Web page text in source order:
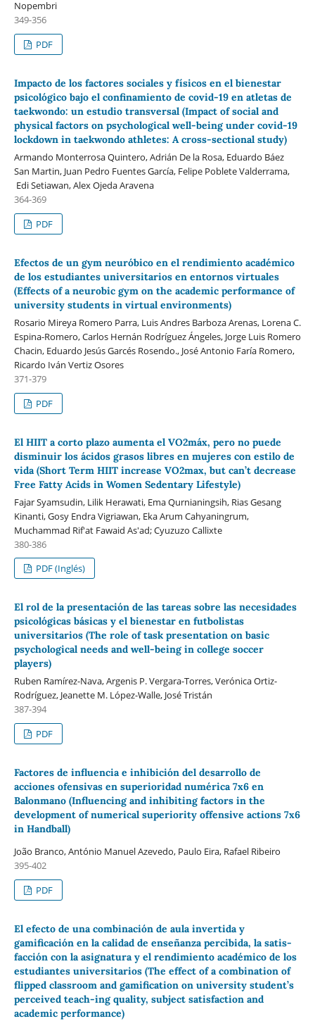
Nopembri
349-356
PDF
Impacto de los factores sociales y físicos en el bienestar
psicológico bajo el confinamiento de covid-19 en atletas de
taekwondo: un estudio transversal (Impact of social and
physical factors on psychological well-being under covid-19
lockdown in taekwondo athletes: A cross-sectional study)
Armando Monterrosa Quintero, Adrián De la Rosa, Eduardo Báez
San Martin, Juan Pedro Fuentes García, Felipe Poblete Valderrama,
Edi Setiawan, Alex Ojeda Aravena
364-369
PDF
Efectos de un gym neuróbico en el rendimiento académico
de los estudiantes universitarios en entornos virtuales
(Effects of a neurobic gym on the academic performance of
university students in virtual environments)
Rosario Mireya Romero Parra, Luis Andres Barboza Arenas, Lorena C.
Espina-Romero, Carlos Hernán Rodríguez Ángeles, Jorge Luis Romero
Chacin, Eduardo Jesús Garcés Rosendo., José Antonio Faría Romero,
Ricardo Iván Vertiz Osores
371-379
PDF
El HIIT a corto plazo aumenta el VO2máx, pero no puede
disminuir los ácidos grasos libres en mujeres con estilo de
vida (Short Term HIIT increase VO2max, but can’t decrease
Free Fatty Acids in Women Sedentary Lifestyle)
Fajar Syamsudin, Lilik Herawati, Ema Qurnianingsih, Rias Gesang
Kinanti, Gosy Endra Vigriawan, Eka Arum Cahyaningrum,
Muchammad Rif'at Fawaid As'ad; Cyuzuzo Callixte
380-386
PDF (Inglés)
El rol de la presentación de las tareas sobre las necesidades
psicológicas básicas y el bienestar en futbolistas
universitarios (The role of task presentation on basic
psychological needs and well-being in college soccer
players)
Ruben Ramírez-Nava, Argenis P. Vergara-Torres, Verónica Ortiz-
Rodríguez, Jeanette M. López-Walle, José Tristán
387-394
PDF
Factores de influencia e inhibición del desarrollo de
acciones ofensivas en superioridad numérica 7x6 en
Balonmano (Influencing and inhibiting factors in the
development of numerical superiority offensive actions 7x6
in Handball)
João Branco, António Manuel Azevedo, Paulo Eira, Rafael Ribeiro
395-402
PDF
El efecto de una combinación de aula invertida y
gamificación en la calidad de enseñanza percibida, la satis-
facción con la asignatura y el rendimiento académico de los
estudiantes universitarios (The effect of a combination of
flipped classroom and gamification on university student’s
perceived teach-ing quality, subject satisfaction and
academic performance)